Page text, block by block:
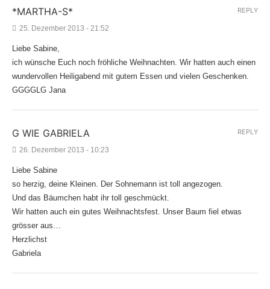
*MARTHA-S*
25. Dezember 2013 - 21:52
Liebe Sabine,
ich wünsche Euch noch fröhliche Weihnachten. Wir hatten auch einen
wundervollen Heiligabend mit gutem Essen und vielen Geschenken.
GGGGLG Jana
REPLY
G WIE GABRIELA
26. Dezember 2013 - 10:23
Liebe Sabine
so herzig, deine Kleinen. Der Sohnemann ist toll angezogen.
Und das Bäumchen habt ihr toll geschmückt.
Wir hatten auch ein gutes Weihnachtsfest. Unser Baum fiel etwas
grösser aus…
Herzlichst
Gabriela
REPLY